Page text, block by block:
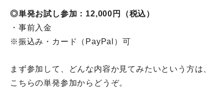
◎単発お試し参加：12,000円（税込）
・事前入金
※振込み・カード（PayPal）可
まず参加して、どんな内容か見てみたいという方は、
こちらの単発参加からどうぞ。